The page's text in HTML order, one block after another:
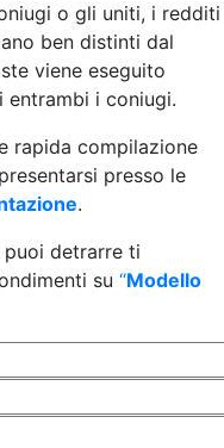
o gli uniti, i redditi
ben distinti dal
viene eseguito
entrambi i coniugi.
rapida compilazione
presso le
.
detrarre ti
su “Modello